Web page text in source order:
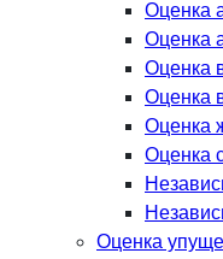
Оценка
Оценка
Оценка
Оценка
Оценка
Оценка
Оценка